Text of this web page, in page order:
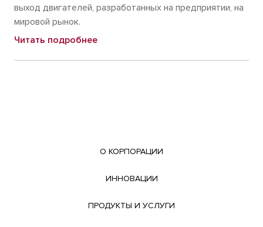
выход двигателей, разработанных на предприятии, на
мировой рынок.
Читать подробнее
О КОРПОРАЦИИ
ИННОВАЦИИ
ПРОДУКТЫ И УСЛУГИ